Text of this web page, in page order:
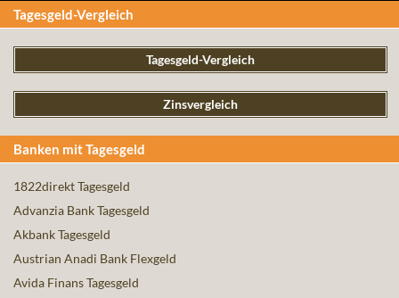
Tagesgeld-Vergleich
Tagesgeld-Vergleich
Zinsvergleich
Banken mit Tagesgeld
1822direkt Tagesgeld
Advanzia Bank Tagesgeld
Akbank Tagesgeld
Austrian Anadi Bank Flexgeld
Avida Finans Tagesgeld